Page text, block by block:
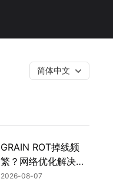
简体中文
GRAIN ROT掉线频
繁？网络优化解决指
南！
2026-08-07